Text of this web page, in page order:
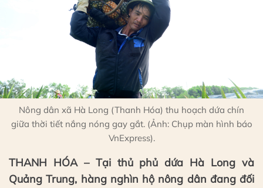
Nông dân xã Hà Long (Thanh Hóa) thu hoạch dứa chín
giữa thời tiết nắng nóng gay gắt. (Ảnh: Chụp màn hình báo
VnExpress).
THANH HÓA – Tại thủ phủ dứa Hà Long và
Quảng Trung, hàng nghìn hộ nông dân đang đối